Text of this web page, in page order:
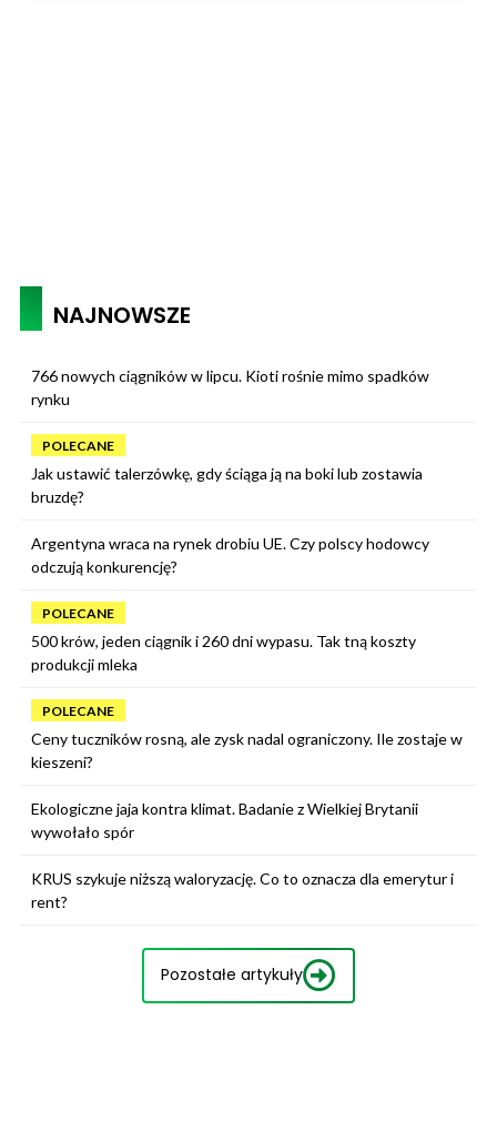
NAJNOWSZE
766 nowych ciągników w lipcu. Kioti rośnie mimo spadków
rynku
POLECANE
Jak ustawić talerzówkę, gdy ściąga ją na boki lub zostawia
bruzdę?
Argentyna wraca na rynek drobiu UE. Czy polscy hodowcy
odczują konkurencję?
POLECANE
500 krów, jeden ciągnik i 260 dni wypasu. Tak tną koszty
produkcji mleka
POLECANE
Ceny tuczników rosną, ale zysk nadal ograniczony. Ile zostaje w
kieszeni?
Ekologiczne jaja kontra klimat. Badanie z Wielkiej Brytanii
wywołało spór
KRUS szykuje niższą waloryzację. Co to oznacza dla emerytur i
rent?
Pozostałe artykuły